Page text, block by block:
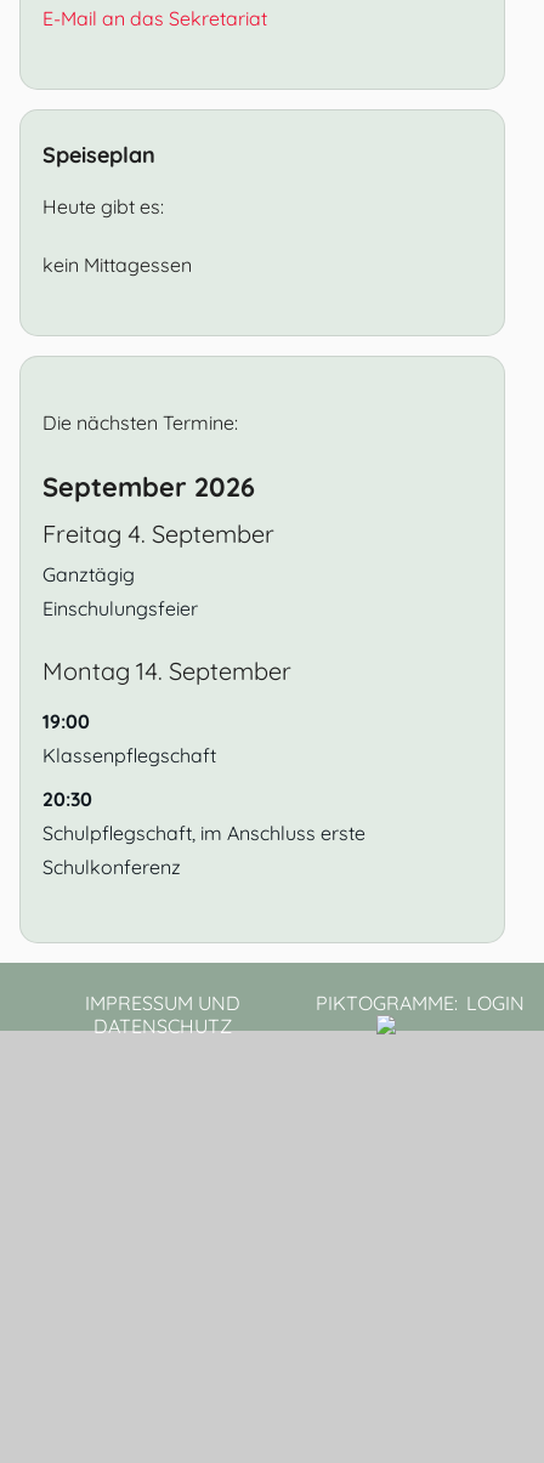
E-Mail an das Sekretariat
Speiseplan
Heute gibt es:
kein Mittagessen
Die nächsten Termine:
September 2026
Freitag 4. September
Ganztägig
Einschulungsfeier
Montag 14. September
19:00
Klassenpflegschaft
20:30
Schulpflegschaft, im Anschluss erste
Schulkonferenz
IMPRESSUM UND
DATENSCHUTZ
PIKTOGRAMME: LOGIN